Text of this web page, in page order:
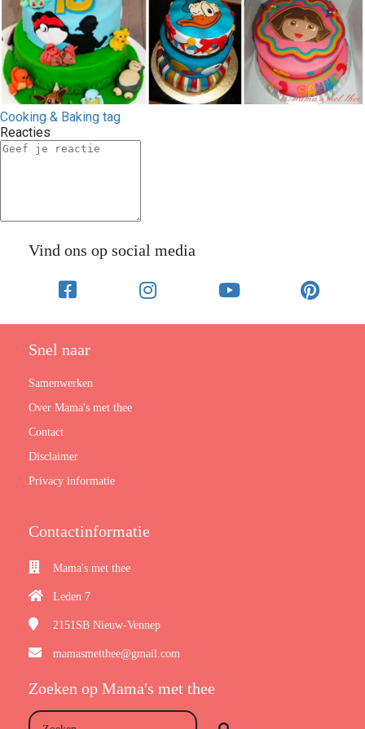
Cooking & Baking tag
Reacties
Vind ons op social media
Snel naar
Samenwerken
Over Mama's met thee
Contact
Disclaimer
Privacy informatie
Contactinformatie
Mama's met thee
Leden 7
2151SB Nieuw-Vennep
mamasmetthee@gmail.com
Zoeken op Mama's met thee